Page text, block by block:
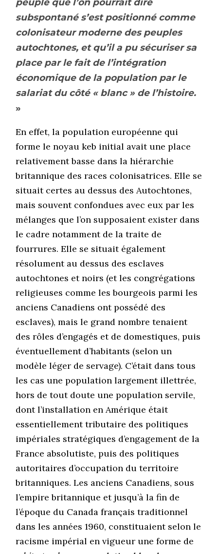
subspontané s’est positionné comme
colonisateur moderne des peuples
autochtones, et qu’il a pu sécuriser sa
place par le fait de l’intégration
économique de la population par le
salariat du côté « blanc » de l’histoire.
»
En effet, la population européenne qui
forme le noyau keb initial avait une place
relativement basse dans la hiérarchie
britannique des races colonisatrices. Elle se
situait certes au dessus des Autochtones,
mais souvent confondues avec eux par les
mélanges que l’on supposaient exister dans
le cadre notamment de la traite de
fourrures. Elle se situait également
résolument au dessus des esclaves
autochtones et noirs (et les congrégations
religieuses comme les bourgeois parmi les
anciens Canadiens ont possédé des
esclaves), mais le grand nombre tenaient
des rôles d’engagés et de domestiques, puis
éventuellement d’habitants (selon un
modèle léger de servage). C’était dans tous
les cas une population largement illettrée,
hors de tout doute une population servile,
dont l’installation en Amérique était
essentiellement tributaire des politiques
impériales stratégiques d’engagement de la
France absolutiste, puis des politiques
autoritaires d’occupation du territoire
britanniques. Les anciens Canadiens, sous
l’empire britannique et jusqu’à la fin de
l’époque du Canada français traditionnel
dans les années 1960, constituaient selon le
racisme impérial en vigueur une forme de